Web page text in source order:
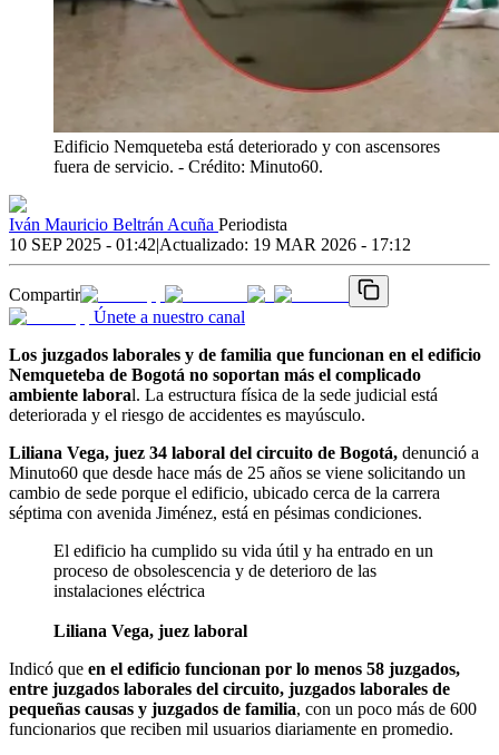
Edificio Nemqueteba está deteriorado y con ascensores
fuera de servicio. - Crédito: Minuto60.
Iván Mauricio Beltrán Acuña Periodista
10 SEP 2025 - 01:42|Actualizado: 19 MAR 2026 - 17:12
Compartir
Únete a nuestro canal
Los juzgados laborales y de familia que funcionan en el edificio
Nemqueteba de Bogotá no soportan más el complicado
ambiente laboral. La estructura física de la sede judicial está
deteriorada y el riesgo de accidentes es mayúsculo.
Liliana Vega, juez 34 laboral del circuito de Bogotá, denunció a
Minuto60 que desde hace más de 25 años se viene solicitando un
cambio de sede porque el edificio, ubicado cerca de la carrera
séptima con avenida Jiménez, está en pésimas condiciones.
El edificio ha cumplido su vida útil y ha entrado en un
proceso de obsolescencia y de deterioro de las
instalaciones eléctrica
Liliana Vega, juez laboral
Indicó que en el edificio funcionan por lo menos 58 juzgados,
entre juzgados laborales del circuito, juzgados laborales de
pequeñas causas y juzgados de familia, con un poco más de 600
funcionarios que reciben mil usuarios diariamente en promedio.